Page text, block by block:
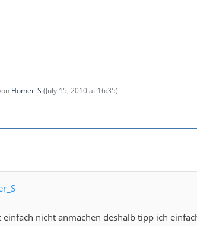
Homer_S (July 15, 2010 at 16:35)
nicht anmachen deshalb tipp ich